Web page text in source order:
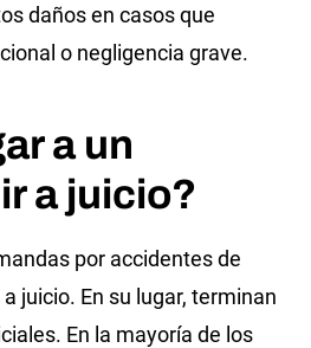
daños en casos que
o negligencia grave.
a un
a juicio?
por accidentes de
juicio. En su lugar, terminan
En la mayoría de los